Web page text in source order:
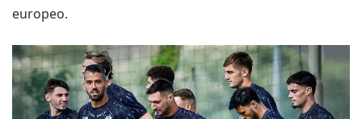
europeo.